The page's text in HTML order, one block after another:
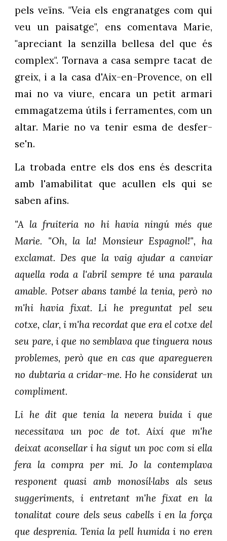
pels veïns. "Veia els engranatges com qui
veu un paisatge", ens comentava Marie,
"apreciant la senzilla bellesa del que és
complex". Tornava a casa sempre tacat de
greix, i a la casa d'Aix-en-Provence, on ell
mai no va viure, encara un petit armari
emmagatzema útils i ferramentes, com un
altar. Marie no va tenir esma de desfer-
se'n.
La trobada entre els dos ens és descrita
amb l'amabilitat que acullen els qui se
saben afins.
"A la fruiteria no hi havia ningú més que
Marie. "Oh, la la! Monsieur Espagnol!", ha
exclamat. Des que la vaig ajudar a canviar
aquella roda a l'abril sempre té una paraula
amable. Potser abans també la tenia, però no
m'hi havia fixat. Li he preguntat pel seu
cotxe, clar, i m'ha recordat que era el cotxe del
seu pare, i que no semblava que tinguera nous
problemes, però que en cas que aparegueren
no dubtaria a cridar-me. Ho he considerat un
compliment.
Li he dit que tenia la nevera buida i que
necessitava un poc de tot. Així que m'he
deixat aconsellar i ha sigut un poc com si ella
fera la compra per mi. Jo la contemplava
responent quasi amb monosíl·labs als seus
suggeriments, i entretant m'he fixat en la
tonalitat coure dels seus cabells i en la força
que desprenia. Tenia la pell humida i no eren